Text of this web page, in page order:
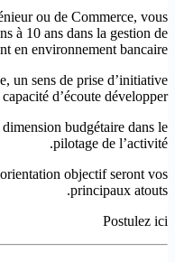
ou de Commerce, vous
à 10 ans dans la gestion de
en environnement bancaire.
un sens de prise d’initiative
d’écoute développer.
budgétaire dans le
pilotage de l’activité.
objectif seront vos
principaux atouts.
Postulez ici